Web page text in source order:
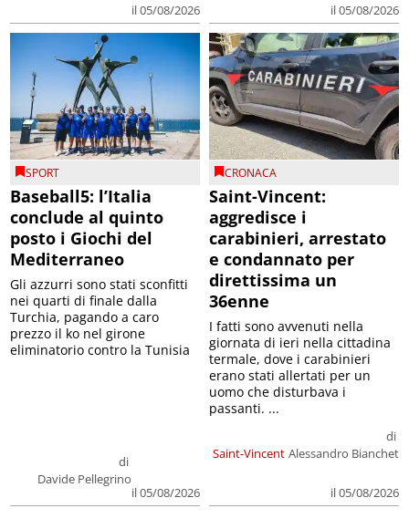
il 05/08/2026 il 05/08/2026
SPORT
Baseball5: l’Italia
conclude al quinto
posto i Giochi del
Mediterraneo
di
Davide Pellegrino
il 05/08/2026
Gli azzurri sono stati sconfitti
nei quarti di finale dalla
Turchia, pagando a caro
prezzo il ko nel girone
eliminatorio contro la Tunisia
CRONACA
Saint-Vincent:
aggredisce i
carabinieri, arrestato
e condannato per
direttissima un
36enne
Saint-Vincent
di
Alessandro Bianchet
il 05/08/2026
I fatti sono avvenuti nella
giornata di ieri nella cittadina
termale, dove i carabinieri
erano stati allertati per un
uomo che disturbava i
passanti. ...